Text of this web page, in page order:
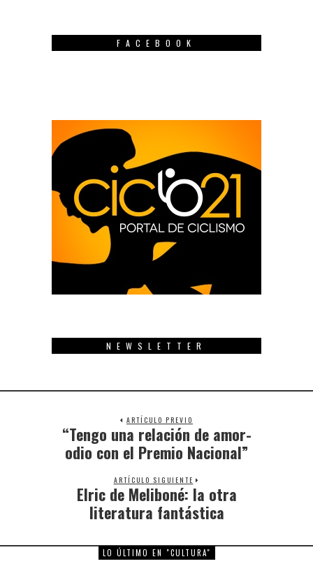
FACEBOOK
NEWSLETTER
ARTÍCULO PREVIO
Previous
post:
“Tengo una relación de amor-
odio con el Premio Nacional”
ARTÍCULO SIGUIENTE
Next
post:
Elric de Meliboné: la otra
literatura fantástica
LO ÚLTIMO EN "CULTURA"